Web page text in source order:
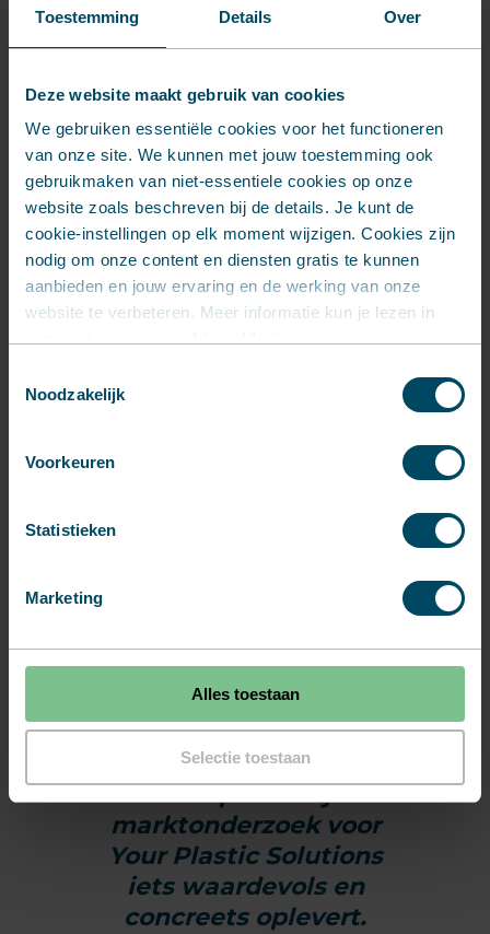
Toestemming Details Over
Deze website maakt gebruik van cookies
We gebruiken essentiële cookies voor het functioneren
van onze site. We kunnen met jouw toestemming ook
gebruikmaken van niet-essentiele cookies op onze
website zoals beschreven bij de details. Je kunt de
cookie-instellingen op elk moment wijzigen. Cookies zijn
nodig om onze content en diensten gratis te kunnen
aanbieden en jouw ervaring en de werking van onze
website te verbeteren. Meer informatie kun je lezen in
Noodzakelijk
Voorkeuren
Statistieken
Marketing
Alles toestaan
Selectie toestaan
werkgebied?
ontdekken, aangezien de afstudeerstage bij
Your Plastic Solutions mijn eerste stage-
ervaring is gedurende mijn opleiding aan de
IVA. Ik kijk vooral uit naar een leuke, leerzame
en ook gezellige tijd bij Your Plastic Solutions!’
Ik hoop dat mijn
marktonderzoek voor
Your Plastic Solutions
iets waardevols en
concreets oplevert.